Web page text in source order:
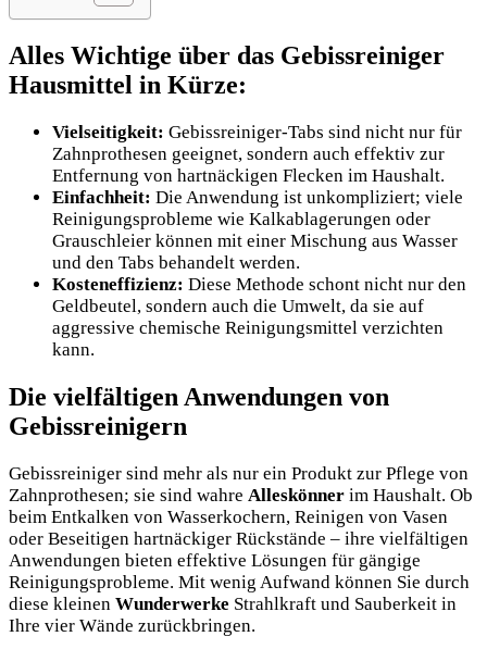
Alles Wichtige über das Gebissreiniger
Hausmittel in Kürze:
Vielseitigkeit: Gebissreiniger-Tabs sind nicht nur für
Zahnprothesen geeignet, sondern auch effektiv zur
Entfernung von hartnäckigen Flecken im Haushalt.
Einfachheit: Die Anwendung ist unkompliziert; viele
Reinigungsprobleme wie Kalkablagerungen oder
Grauschleier können mit einer Mischung aus Wasser
und den Tabs behandelt werden.
Kosteneffizienz: Diese Methode schont nicht nur den
Geldbeutel, sondern auch die Umwelt, da sie auf
aggressive chemische Reinigungsmittel verzichten
kann.
Die vielfältigen Anwendungen von
Gebissreinigern
Gebissreiniger sind mehr als nur ein Produkt zur Pflege von
Zahnprothesen; sie sind wahre Alleskönner im Haushalt. Ob
beim Entkalken von Wasserkochern, Reinigen von Vasen
oder Beseitigen hartnäckiger Rückstände – ihre vielfältigen
Anwendungen bieten effektive Lösungen für gängige
Reinigungsprobleme. Mit wenig Aufwand können Sie durch
diese kleinen Wunderwerke Strahlkraft und Sauberkeit in
Ihre vier Wände zurückbringen.